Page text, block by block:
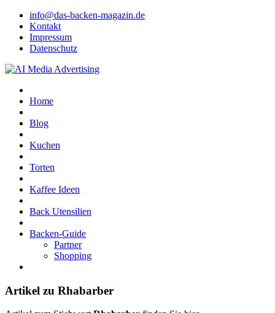
info@das-backen-magazin.de
Kontakt
Impressum
Datenschutz
Home
Blog
Kuchen
Torten
Kaffee Ideen
Back Utensilien
Backen-Guide
Partner
Shopping
Artikel zu Rhabarber